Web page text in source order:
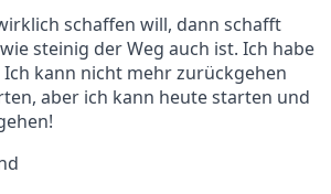
schaffen will, dann schafft
steinig der Weg auch ist. Ich habe
kann nicht mehr zurückgehen
aber ich kann heute starten und